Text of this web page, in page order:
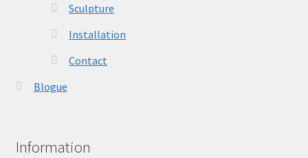
Sculpture
Installation
Contact
Blogue
Information